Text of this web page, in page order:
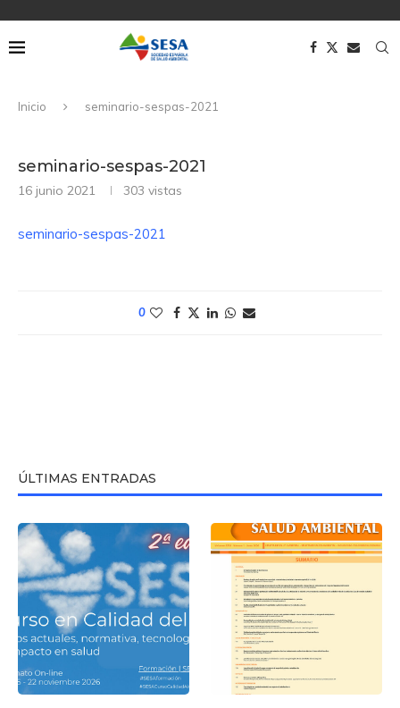
Inicio seminario-sespas-2021
seminario-sespas-2021
16 junio 2021 303 vistas
seminario-sespas-2021
0
ÚLTIMAS ENTRADAS